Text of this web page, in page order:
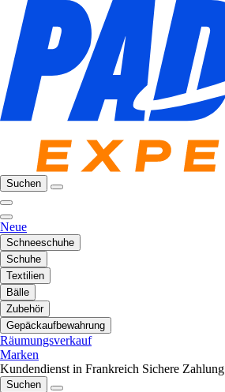
Suchen
Neue
Schneeschuhe
Schuhe
Textilien
Bälle
Zubehör
Gepäckaufbewahrung
Räumungsverkauf
Marken
Kundendienst in Frankreich Sichere Zahlung
Suchen